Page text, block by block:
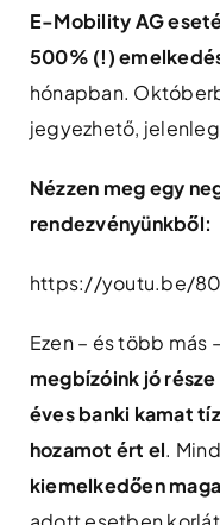
E-Mobility AG
500% (!)
hónapban.
jegyezhető,
Nézzen meg egy
rendezvényünkből:
https://youtu.be/
Ezen – és több
megbízóink jó
éves banki kamat
hozamot ért el.
kiemelkedően